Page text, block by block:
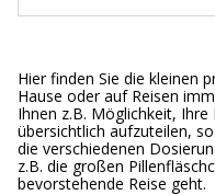
Hier finden Sie die kleinen
Hause oder auf Reisen
Ihnen z.B. Möglichkeit,
übersichtlich aufzuteilen,
die verschiedenen
z.B. die großen
bevorstehende Reise geht.